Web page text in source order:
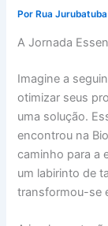
Por Rua
A Jornada
Imagine a
otimizar seus
uma solução.
encontrou na
caminho para a
um labirinto de
transformou-se